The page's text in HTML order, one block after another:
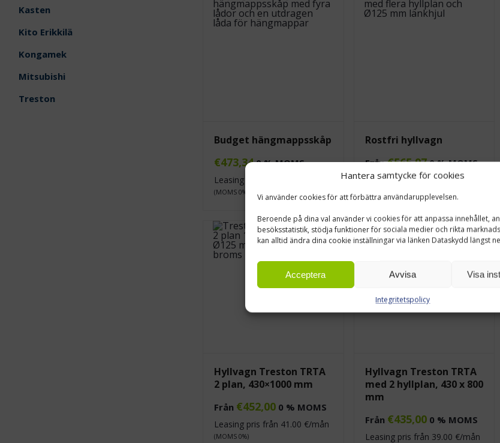
Hantera samtycke för cookies
Vi använder cookies för att förbättra användarupplevelsen.
Beroende på dina val använder vi cookies för att anpassa innehållet,
besöksstatistik, stödja funktioner för sociala medier och rikta
kan alltid ändra dina cookie inställningar via länken Dataskydd längst
Acceptera Avvisa Visa
Integritetspolicy
Kasten
Kito Erikkilä
Kongamek
Mitsubishi
Treston
Budget hängmappsskåp
€473,34 0 % MOMS
Leasing pris från
(MOMS 0%)
Rostfri hyllvagn
Från€565,97 0 % MOMS
Leasing pris från 51.00€/mån
Hyllvagn Treston TRTA
2 plan, 430×1000 mm
Från €452,00 0 % MOMS
Leasing pris från 41.00 €/mån
(MOMS 0%)
Hyllvagn Treston TRTA
med 2 hyllplan, 430 x 800
mm
Från €435,00 0 % MOMS
Leasing pris från 39.00 €/mån